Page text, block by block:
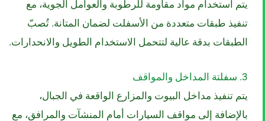
يتم استخدام مواد مقاومة للرطوبة والعوامل الجوية، مع
تنفيذ طبقات متعددة من الأسفلت لضمان المتانة. تُصبّ
الطبقات بدقة عالية لتتحمل الاستخدام الطويل والانحدارات.
3. سفلتة المداخل والمواقف
يتم تنفيذ مداخل البيوت والمزارع الواقعة في الجبال،
بالإضافة إلى مواقف السيارات أمام المنشآت والمرافق، مع